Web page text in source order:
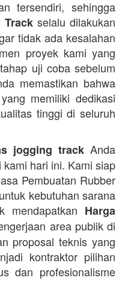
tersendiri, sehingga
Trackselalu dilakukan
tidak ada kesalahan
proyek kami yang
uji coba sebelum
memastikan bahwa
memiliki dedikasi
tinggi di seluruh
jogging trackAnda
hari ini. Kami siap
Pembuatan Rubber
kebutuhan sarana
mendapatkan Harga
area publik di
proposal teknis yang
kontraktor pilihan
dan profesionalisme